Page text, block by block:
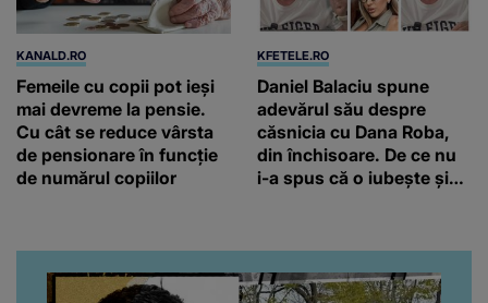
KANALD.RO
Femeile cu copii pot ieși
mai devreme la pensie.
Cu cât se reduce vârsta
de pensionare în funcție
de numărul copiilor
KFETELE.RO
Daniel Balaciu spune
adevărul său despre
căsnicia cu Dana Roba,
din închisoare. De ce nu
i-a spus că o iubește și
“Am suflet mare. Eu am
ajutat-o.”